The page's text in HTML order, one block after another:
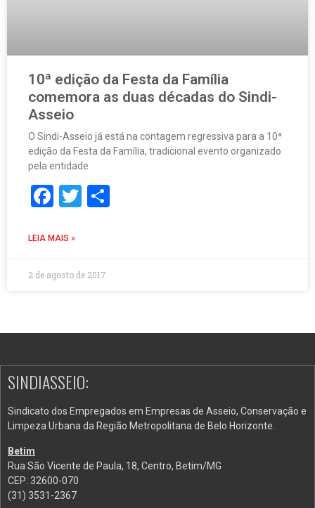
10ª edição da Festa da Família
comemora as duas décadas do Sindi-
Asseio
O Sindi-Asseio já está na contagem regressiva para a 10ª
edição da Festa da Família, tradicional evento organizado
pela entidade
Facebook
Twitter
LEIA MAIS »
2 de agosto de 2017
SINDIASSEIO:
Sindicato dos Empregados em Empresas de Asseio, Conservação e
Limpeza Urbana da Região Metropolitana de Belo Horizonte.
Betim
Rua São Vicente de Paula, 18, Centro, Betim/MG
CEP: 32600-070
(31) 3531-2367